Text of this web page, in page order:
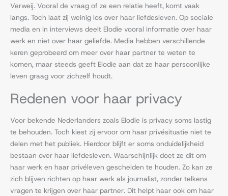
Verweij. Vooral de vraag of ze een relatie heeft, komt vaak
langs. Toch laat zij weinig los over haar liefdesleven. Op sociale
media en in interviews deelt Elodie vooral informatie over haar
werk en niet over haar geliefde. Media hebben verschillende
keren geprobeerd om meer over haar partner te weten te
komen, maar steeds geeft Elodie aan dat ze haar persoonlijke
leven graag voor zichzelf houdt.
Redenen voor haar privacy
Voor bekende Nederlanders zoals Elodie is privacy soms lastig
te behouden. Toch kiest zij ervoor om haar privésituatie niet te
delen met het publiek. Hierdoor blijft er soms onduidelijkheid
bestaan over haar liefdesleven. Waarschijnlijk doet ze dit om
haar werk en haar privéleven gescheiden te houden. Zo kan ze
zich blijven richten op haar werk als journalist, zonder telkens
vragen te krijgen over haar partner. Dit helpt haar ook om haar